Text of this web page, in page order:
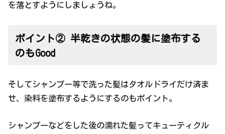
を落とすようにしましょうね。
ポイント② 半乾きの状態の髪に塗布する
のもGood
そしてシャンプー等で洗った髪はタオルドライだけ済ま
せ、染料を塗布するようにするのもポイント。
シャンプーなどをした後の濡れた髪ってキューティクル